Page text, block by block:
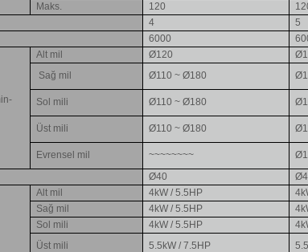
Maks.
120
4
5
6000
Alt mil Ø120
Sağ mil
Ø110 ~ Ø180
Sol mili Ø110 ~ Ø180
Üst mili Ø110 ~ Ø180
Evrensel mil ~~~~~~~~
Ø40
Alt mil 4kW / 5.5HP
Sağ mil
4kW / 5.5HP
Sol mili
4kW / 5.5HP
Üst mili
5.5kW / 7.5HP